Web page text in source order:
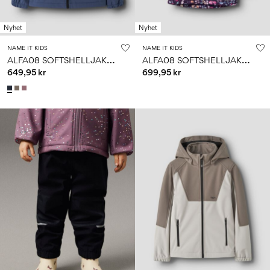
Nyhet
NAME IT KIDS
A
LFA08 SOFTSHELLJAKKE
649,95 kr
Nyhet
NAME IT KIDS
A
LFA08 SOFTSHELLJAKKE
699,95 kr